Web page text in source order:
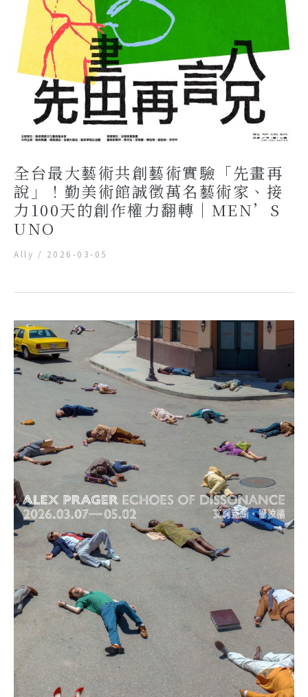
全台最大藝術共創藝術實驗「先畫再
說」！勤美術館誠徵萬名藝術家、接
力100天的創作權力翻轉｜MEN’S
UNO
Ally / 2026-03-05